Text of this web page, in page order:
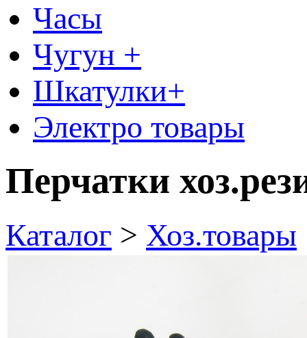
Часы
Чугун +
Шкатулки+
Электро товары
Перчатки
Каталог > Хоз.товары